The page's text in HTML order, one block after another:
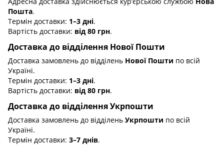
Пошта.
Термін доставки: 1–3 дні.
Вартість доставки: від 80 грн.
Доставка до відділення Нової Пошти
Доставка замовлень до відділень Нової Пошти по всій
Україні.
Термін доставки: 1–3 дні.
Вартість доставки: від 80 грн.
Доставка до відділення Укрпошти
Доставка замовлень до відділень Укрпошти по всій
Україні.
Термін доставки: 3–7 днів.